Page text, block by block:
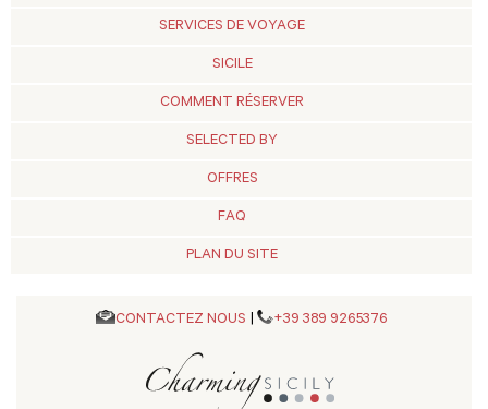
SERVICES DE VOYAGE
SICILE
COMMENT RÉSERVER
SELECTED BY
OFFRES
FAQ
PLAN DU SITE
CONTACTEZ NOUS | +39 389 9265376